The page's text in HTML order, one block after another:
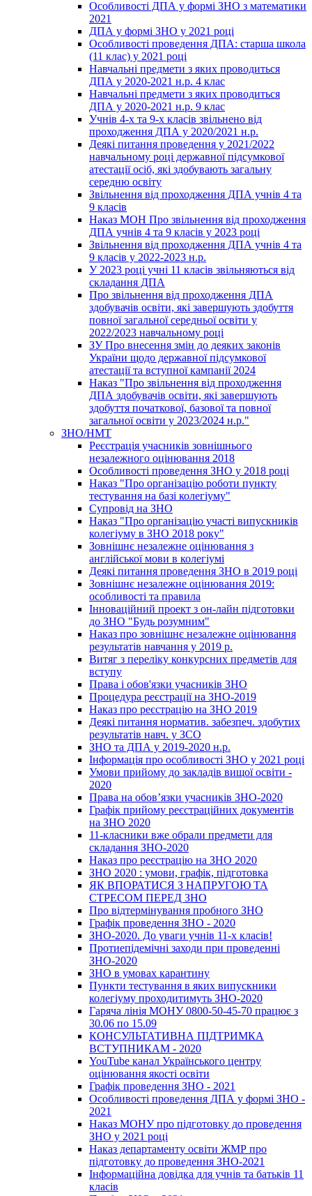
Особливості ДПА у формі ЗНО з математики
2021
ДПА у формі ЗНО у 2021 році
Особливості проведення ДПА: старша школа
(11 клас) у 2021 році
Навчальні предмети з яких проводиться
ДПА у 2020-2021 н.р. 4 клас
Навчальні предмети з яких проводиться
ДПА у 2020-2021 н.р. 9 клас
Учнів 4-х та 9-х класів звільнено від
проходження ДПА у 2020/2021 н.р.
Деякі питання проведення у 2021/2022
навчальному році державної підсумкової
атестації осіб, які здобувають загальну
середню освіту
Звільнення від проходження ДПА учнів 4 та
9 класів
Наказ МОН Про звільнення від проходження
ДПА учнів 4 та 9 класів у 2023 році
Звільнення від проходження ДПА учнів 4 та
9 класів у 2022-2023 н.р.
У 2023 році учні 11 класів звільняються від
складання ДПА
Про звільнення від проходження ДПА
здобувачів освіти, які завершують здобуття
повної загальної середньої освіти у
2022/2023 навчальному році
ЗУ Про внесення змін до деяких законів
України щодо державної підсумкової
атестації та вступної кампанії 2024
Наказ "Про звільнення від проходження
ДПА здобувачів освіти, які завершують
здобуття початкової, базової та повної
загальної освіти у 2023/2024 н.р."
ЗНО/НМТ
Реєстрація учасників зовнішнього
незалежного оцінювання 2018
Особливості проведення ЗНО у 2018 році
Наказ "Про організацію роботи пункту
тестування на базі колегіуму"
Супровід на ЗНО
Наказ "Про організацію участі випускників
колегіуму в ЗНО 2018 року"
Зовнішнє незалежне оцінювання з
англійської мови в колегіумі
Деякі питання проведення ЗНО в 2019 році
Зовнішнє незалежне оцінювання 2019:
особливості та правила
Інноваційний проект з он-лайн підготовки
до ЗНО "Будь розумним"
Наказ про зовнішнє незалежне оцінювання
результатів навчання у 2019 р.
Витяг з переліку конкурсних предметів для
вступу
Права і обов'язки учасників ЗНО
Процедура реєстрації на ЗНО-2019
Наказ про реєстрацію на ЗНО 2019
Деякі питання норматив. забезпеч. здобутих
результатів навч. у ЗСО
ЗНО та ДПА у 2019-2020 н.р.
Інформація про особливості ЗНО у 2021 році
Умови прийому до закладів вищої освіти -
2020
Права на обов’язки учасників ЗНО-2020
Графік прийому реєстраційних документів
на ЗНО 2020
11-класники вже обрали предмети для
складання ЗНО-2020
Наказ про реєстрацію на ЗНО 2020
ЗНО 2020 : умови, графік, підготовка
ЯК ВПОРАТИСЯ З НАПРУГОЮ ТА
СТРЕСОМ ПЕРЕД ЗНО
Про відтермінування пробного ЗНО
Графік проведення ЗНО - 2020
ЗНО-2020. До уваги учнів 11-х класів!
Протиепідемічні заходи при проведенні
ЗНО-2020
ЗНО в умовах карантину
Пункти тестування в яких випускники
колегіуму проходитимуть ЗНО-2020
Гаряча лінія МОНУ 0800-50-45-70 працює з
30.06 по 15.09
КОНСУЛЬТАТИВНА ПІДТРИМКА
ВСТУПНИКАМ - 2020
YouTube канал Українського центру
оцінювання якості освіти
Графік проведення ЗНО - 2021
Особливості проведення ДПА у формі ЗНО -
2021
Наказ МОНУ про підготовку до проведення
ЗНО у 2021 році
Наказ департаменту освіти ЖМР про
підготовку до проведення ЗНО-2021
Інформаційна довідка для учнів та батьків 11
класів